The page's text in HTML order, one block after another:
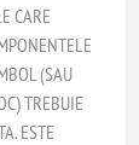
CARE
(SAU
TREBUIE
ESTE